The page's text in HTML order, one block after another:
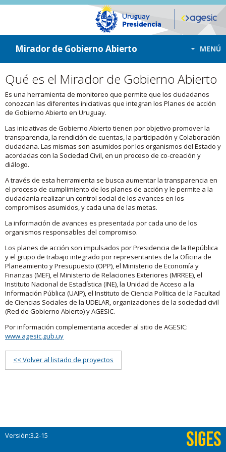
ir a contenido
ir al menú
Mirador de Gobierno Abierto MENÚ
Qué es el Mirador de Gobierno Abierto
Es una herramienta de monitoreo que permite que los ciudadanos
conozcan las diferentes iniciativas que integran los Planes de acción
de Gobierno Abierto en Uruguay.
Las iniciativas de Gobierno Abierto tienen por objetivo promover la
transparencia, la rendición de cuentas, la participación y Colaboración
ciudadana. Las mismas son asumidos por los organismos del Estado y
acordadas con la Sociedad Civil, en un proceso de co-creación y
diálogo.
A través de esta herramienta se busca aumentar la transparencia en
el proceso de cumplimiento de los planes de acción y le permite a la
ciudadanía realizar un control social de los avances en los
compromisos asumidos, y cada una de las metas.
La información de avances es presentada por cada uno de los
organismos responsables del compromiso.
Los planes de acción son impulsados por Presidencia de la República
y el grupo de trabajo integrado por representantes de la Oficina de
Planeamiento y Presupuesto (OPP), el Ministerio de Economía y
Finanzas (MEF), el Ministerio de Relaciones Exteriores (MRREE), el
Instituto Nacional de Estadística (INE), la Unidad de Acceso a la
Información Pública (UAIP), el Instituto de Ciencia Política de la Facultad
de Ciencias Sociales de la UDELAR, organizaciones de la sociedad civil
(Red de Gobierno Abierto) y AGESIC.
Por información complementaria acceder al sitio de AGESIC:
www.agesic.gub.uy
<< Volver al listado de proyectos
Versión:3.2-15